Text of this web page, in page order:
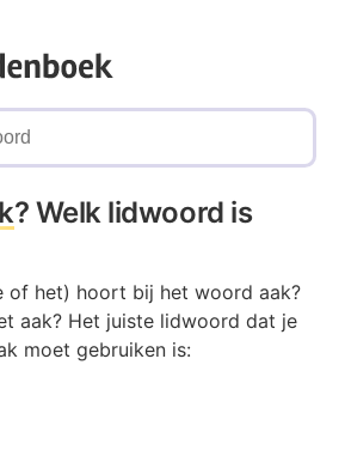
? Welk lidwoord is
of het) hoort bij het woord aak?
aak? Het juiste lidwoord dat je
moet gebruiken is: